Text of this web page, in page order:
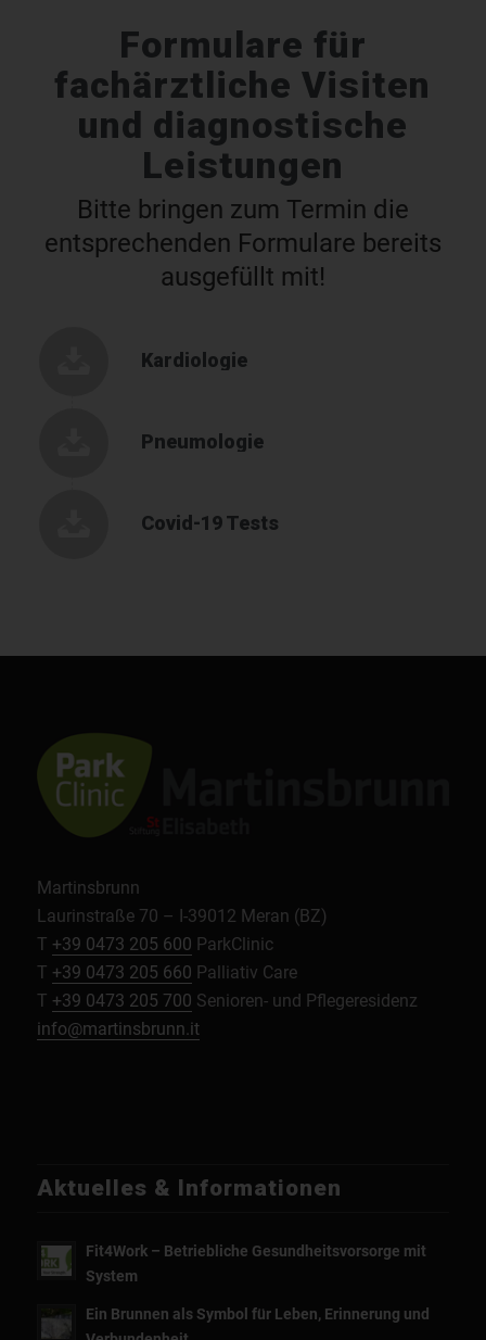
Formulare für
fachärztliche Visiten
und diagnostische
Leistungen
Bitte bringen zum Termin die
entsprechenden Formulare bereits
ausgefüllt mit!
Kardiologie
Pneumologie
Covid-19 Tests
Martinsbrunn
Laurinstraße 70 – I-39012 Meran (BZ)
T +39 0473 205 600 ParkClinic
T +39 0473 205 660 Palliativ Care
T +39 0473 205 700 Senioren- und Pflegeresidenz
info@martinsbrunn.it
Aktuelles & Informationen
Fit4Work – Betriebliche Gesundheitsvorsorge mit
System
Ein Brunnen als Symbol für Leben, Erinnerung und